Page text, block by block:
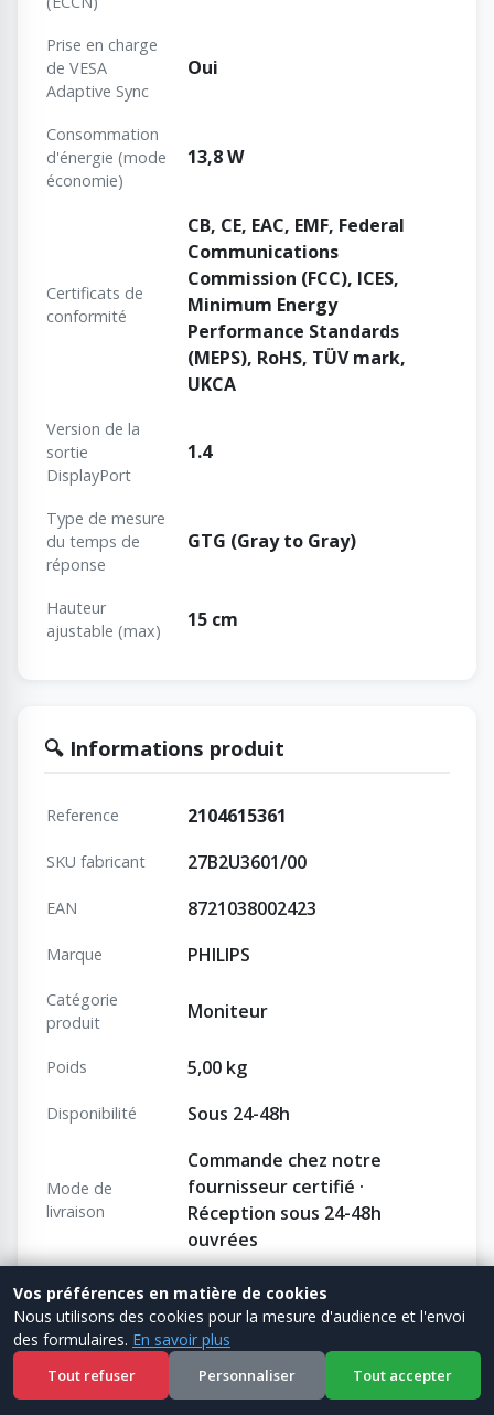
Prise en charge
de VESA
Adaptive Sync
Oui
Consommation
d'énergie (mode
économie)
13,8 W
Certificats de
conformité
CB, CE, EAC, EMF, Federal
Communications
Commission (FCC), ICES,
Minimum Energy
Performance Standards
(MEPS), RoHS, TÜV mark,
UKCA
Version de la
sortie
DisplayPort
1.4
Type de mesure
du temps de
réponse
GTG (Gray to Gray)
Hauteur
ajustable (max)
15 cm
🔍 Informations produit
Reference 2104615361
SKU fabricant 27B2U3601/00
EAN 8721038002423
Marque PHILIPS
Catégorie
produit
Moniteur
Poids 5,00 kg
Disponibilité Sous 24-48h
Mode de
livraison
Commande chez notre
fournisseur certifié ·
Réception sous 24-48h
ouvrées
Frais légaux inclus dans le prix :
Eco-
(DEEE)
3,92 € HT
Vos préférences en matière de cookies
Nous utilisons des cookies pour la mesure d'audience et l'envoi
des formulaires. En savoir plus
Tout refuser Personnaliser Tout accepter